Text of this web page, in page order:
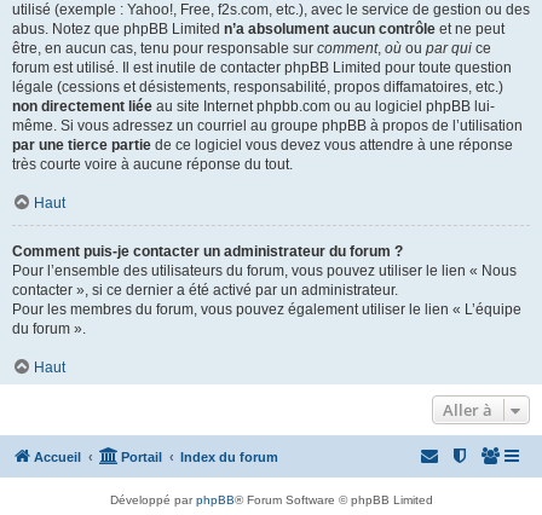
utilisé (exemple : Yahoo!, Free, f2s.com, etc.), avec le service de gestion ou des
abus. Notez que phpBB Limited n’a absolument aucun contrôle et ne peut
être, en aucun cas, tenu pour responsable sur comment, où ou par qui ce
forum est utilisé. Il est inutile de contacter phpBB Limited pour toute question
légale (cessions et désistements, responsabilité, propos diffamatoires, etc.)
non directement liée au site Internet phpbb.com ou au logiciel phpBB lui-
même. Si vous adressez un courriel au groupe phpBB à propos de l’utilisation
par une tierce partie de ce logiciel vous devez vous attendre à une réponse
très courte voire à aucune réponse du tout.
Haut
Comment puis-je contacter un administrateur du forum ?
Pour l’ensemble des utilisateurs du forum, vous pouvez utiliser le lien « Nous
contacter », si ce dernier a été activé par un administrateur.
Pour les membres du forum, vous pouvez également utiliser le lien « L’équipe
du forum ».
Haut
Aller à
Accueil Portail Index du forum
Développé parphpBB® Forum Software © phpBB Limited